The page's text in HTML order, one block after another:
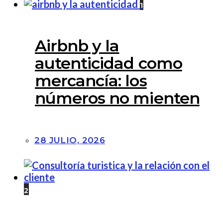
1
Airbnb y la
autenticidad como
mercancía: los
números no mienten
28 JULIO, 2026
2